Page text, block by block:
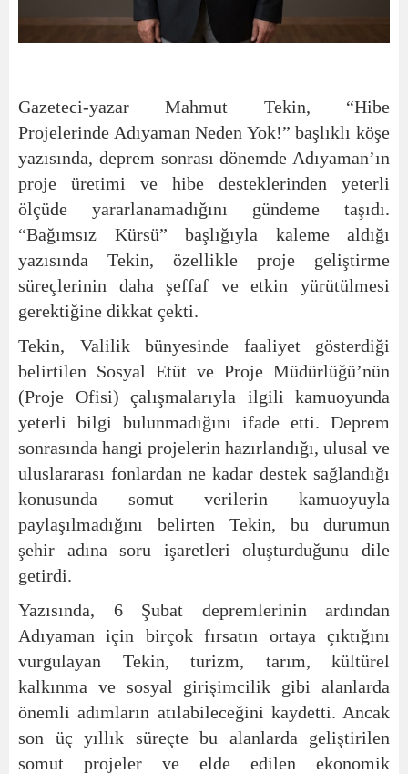
Gazeteci-yazar Mahmut Tekin, “Hibe
Projelerinde Adıyaman Neden Yok!” başlıklı köşe
yazısında, deprem sonrası dönemde Adıyaman’ın
proje üretimi ve hibe desteklerinden yeterli
ölçüde yararlanamadığını gündeme taşıdı.
“Bağımsız Kürsü” başlığıyla kaleme aldığı
yazısında Tekin, özellikle proje geliştirme
süreçlerinin daha şeffaf ve etkin yürütülmesi
gerektiğine dikkat çekti.
Tekin, Valilik bünyesinde faaliyet gösterdiği
belirtilen Sosyal Etüt ve Proje Müdürlüğü’nün
(Proje Ofisi) çalışmalarıyla ilgili kamuoyunda
yeterli bilgi bulunmadığını ifade etti. Deprem
sonrasında hangi projelerin hazırlandığı, ulusal ve
uluslararası fonlardan ne kadar destek sağlandığı
konusunda somut verilerin kamuoyuyla
paylaşılmadığını belirten Tekin, bu durumun
şehir adına soru işaretleri oluşturduğunu dile
getirdi.
Yazısında, 6 Şubat depremlerinin ardından
Adıyaman için birçok fırsatın ortaya çıktığını
vurgulayan Tekin, turizm, tarım, kültürel
kalkınma ve sosyal girişimcilik gibi alanlarda
önemli adımların atılabileceğini kaydetti. Ancak
son üç yıllık süreçte bu alanlarda geliştirilen
somut projeler ve elde edilen ekonomik